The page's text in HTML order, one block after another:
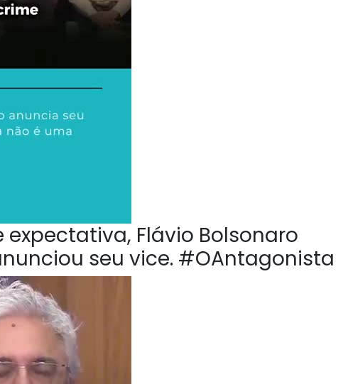
expectativa, Flávio Bolsonaro
seu vice. #OAntagonista